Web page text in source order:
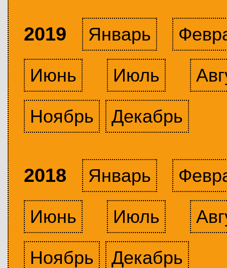
2019 Январь
Июнь
Июль
Ноябрь
Декабрь
2018 Январь
Июнь
Июль
Ноябрь
Декабрь